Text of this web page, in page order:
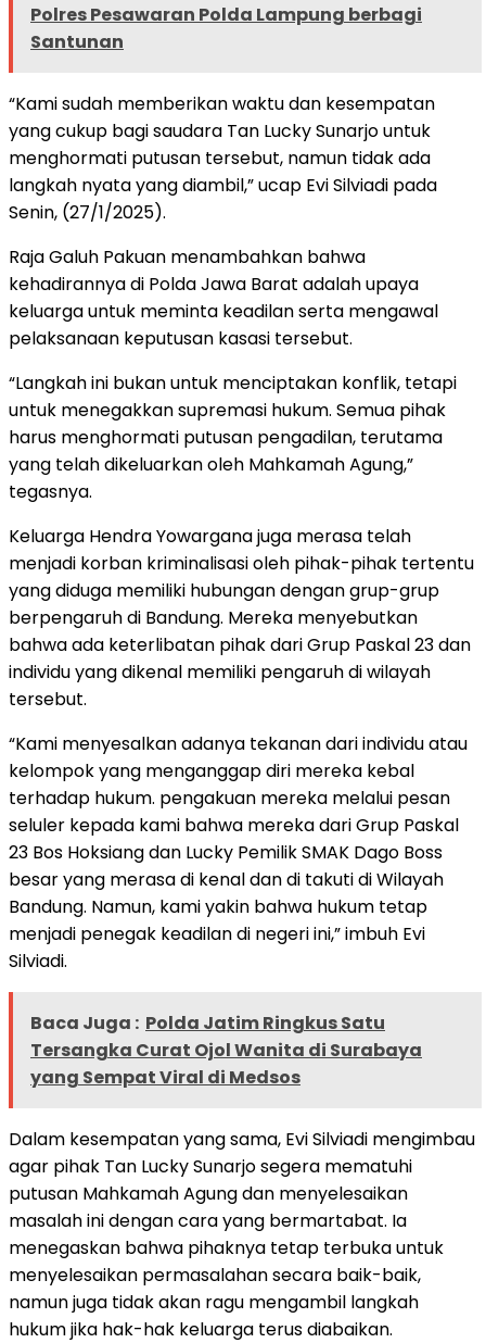
Polres Pesawaran Polda Lampung berbagi
Santunan
“Kami sudah memberikan waktu dan kesempatan
yang cukup bagi saudara Tan Lucky Sunarjo untuk
menghormati putusan tersebut, namun tidak ada
langkah nyata yang diambil,” ucap Evi Silviadi pada
Senin, (27/1/2025).
Raja Galuh Pakuan menambahkan bahwa
kehadirannya di Polda Jawa Barat adalah upaya
keluarga untuk meminta keadilan serta mengawal
pelaksanaan keputusan kasasi tersebut.
“Langkah ini bukan untuk menciptakan konflik, tetapi
untuk menegakkan supremasi hukum. Semua pihak
harus menghormati putusan pengadilan, terutama
yang telah dikeluarkan oleh Mahkamah Agung,”
tegasnya.
Keluarga Hendra Yowargana juga merasa telah
menjadi korban kriminalisasi oleh pihak-pihak tertentu
yang diduga memiliki hubungan dengan grup-grup
berpengaruh di Bandung. Mereka menyebutkan
bahwa ada keterlibatan pihak dari Grup Paskal 23 dan
individu yang dikenal memiliki pengaruh di wilayah
tersebut.
“Kami menyesalkan adanya tekanan dari individu atau
kelompok yang menganggap diri mereka kebal
terhadap hukum. pengakuan mereka melalui pesan
seluler kepada kami bahwa mereka dari Grup Paskal
23 Bos Hoksiang dan Lucky Pemilik SMAK Dago Boss
besar yang merasa di kenal dan di takuti di Wilayah
Bandung. Namun, kami yakin bahwa hukum tetap
menjadi penegak keadilan di negeri ini,” imbuh Evi
Silviadi.
Baca Juga : Polda Jatim Ringkus Satu
Tersangka Curat Ojol Wanita di Surabaya
yang Sempat Viral di Medsos
Dalam kesempatan yang sama, Evi Silviadi mengimbau
agar pihak Tan Lucky Sunarjo segera mematuhi
putusan Mahkamah Agung dan menyelesaikan
masalah ini dengan cara yang bermartabat. Ia
menegaskan bahwa pihaknya tetap terbuka untuk
menyelesaikan permasalahan secara baik-baik,
namun juga tidak akan ragu mengambil langkah
hukum jika hak-hak keluarga terus diabaikan.